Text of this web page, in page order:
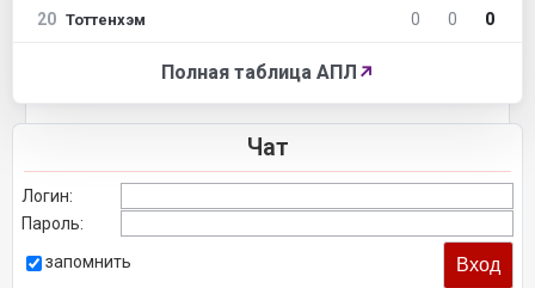
20 Тоттенхэм 0 0 0
Полная таблица АПЛ ↗
Чат
Логин:
Пароль:
запомнить